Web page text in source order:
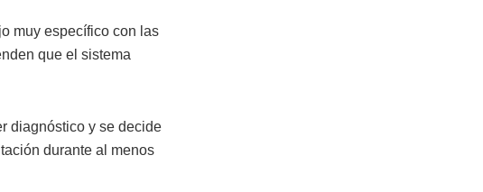
muy específico con las
que el sistema
diagnóstico y se decide
durante al menos